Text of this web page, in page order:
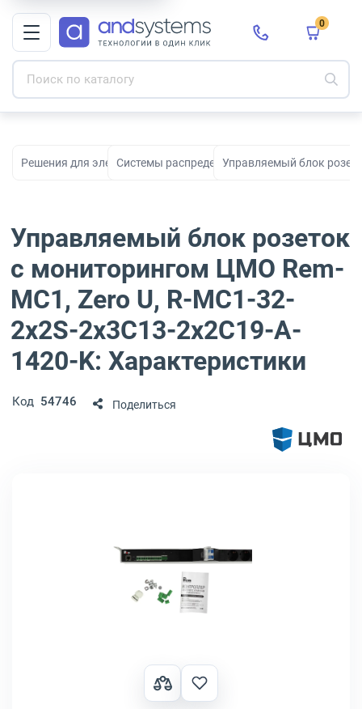
0
Решения для электропитанияСистемы распределения питания
Управляемый блок
Управляемый блок розеток
с мониторингом ЦМО Rem-
MC1, Zero U, R-MC1-32-
2x2S-2x3C13-2x2C19-A-
1420-K: Характеристики
Код 54746 Поделиться